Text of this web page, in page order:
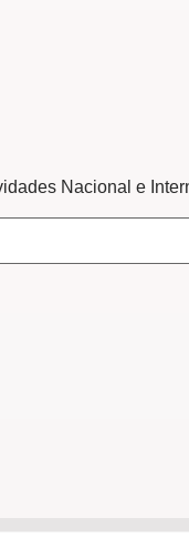
Nacional e